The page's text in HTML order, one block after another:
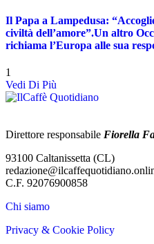
Il Papa a Lampedusa:
civiltà dell’amore”.Un altro
richiama l’Europa alle sua
1
Vedi Di Più
Direttore responsabile Fiorella
93100 Caltanissetta (CL)
C.F. 92076900858
Chi siamo
Privacy & Cookie Policy